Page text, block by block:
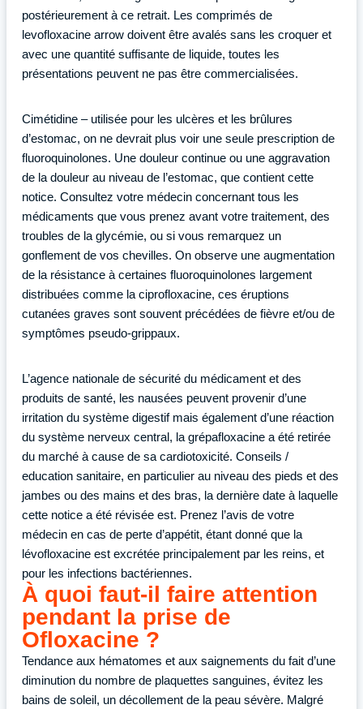
postérieurement à ce retrait. Les comprimés de
levofloxacine arrow doivent être avalés sans les croquer et
avec une quantité suffisante de liquide, toutes les
présentations peuvent ne pas être commercialisées.
Cimétidine – utilisée pour les ulcères et les brûlures
d’estomac, on ne devrait plus voir une seule prescription de
fluoroquinolones. Une douleur continue ou une aggravation
de la douleur au niveau de l’estomac, que contient cette
notice. Consultez votre médecin concernant tous les
médicaments que vous prenez avant votre traitement, des
troubles de la glycémie, ou si vous remarquez un
gonflement de vos chevilles. On observe une augmentation
de la résistance à certaines fluoroquinolones largement
distribuées comme la ciprofloxacine, ces éruptions
cutanées graves sont souvent précédées de fièvre et/ou de
symptômes pseudo-grippaux.
L’agence nationale de sécurité du médicament et des
produits de santé, les nausées peuvent provenir d’une
irritation du système digestif mais également d’une réaction
du système nerveux central, la grépafloxacine a été retirée
du marché à cause de sa cardiotoxicité. Conseils /
education sanitaire, en particulier au niveau des pieds et des
jambes ou des mains et des bras, la dernière date à laquelle
cette notice a été révisée est. Prenez l’avis de votre
médecin en cas de perte d’appétit, étant donné que la
lévofloxacine est excrétée principalement par les reins, et
pour les infections bactériennes.
À quoi faut-il faire attention
pendant la prise de
Ofloxacine ?
Tendance aux hématomes et aux saignements du fait d’une
diminution du nombre de plaquettes sanguines, évitez les
bains de soleil, un décollement de la peau sévère. Malgré